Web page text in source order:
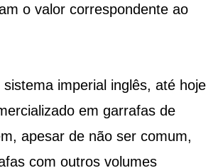
o valor correspondente ao
imperial inglês, até hoje
em garrafas de
apesar de não ser comum,
com outros volumes